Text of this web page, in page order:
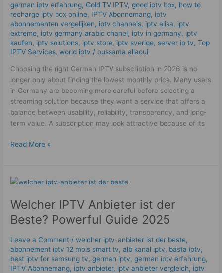
german iptv erfahrung​, Gold TV IPTV,good iptv box, how to
recharge iptv box online, IPTV Abonnemang, iptv
abonnementen vergelijken, iptv channels, iptv elisa, iptv
extreme, iptv germany arabic chanel, iptv in germany, iptv
kaufen, iptv solutions, iptv store, iptv sverige​, server ip tv,Top
IPTV Services,world iptv /oussama allaoui
Choosing the right German IPTV subscription in 2026 is no
longer only about finding the lowest monthly price. Many users
in Germany are becoming more careful before selecting a
streaming solution because they want a service that offers a
balance between usability, reliability, transparency, and long-
term value. A subscription may look attractive because of its
in
Germany
Read More »
Welcher IPTV Anbieter ist der
Beste? Powerful Guide 2025
Leave a Comment /welcher iptv-anbieter ist der beste,
abonnement iptv 12 mois smart tv,alb kanal iptv, bästa iptv,
best iptv for samsung tv,german iptv,german iptv erfahrung​,
IPTV Abonnemang, iptv anbieter, iptv anbieter vergleich, iptv
Welcher
Anbieter
ist
der
Powerful
Guide
2025